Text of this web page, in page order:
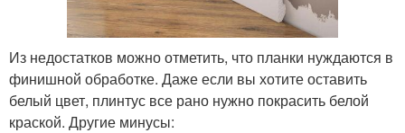
Из недостатков можно отметить, что планки нуждаются в
финишной обработке. Даже если вы хотите оставить
белый цвет, плинтус все рано нужно покрасить белой
краской. Другие минусы: